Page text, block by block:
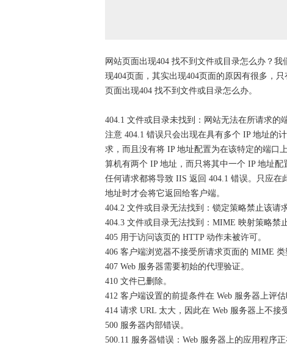
网站页面出现404 找不到文件或目录怎么办？
现404页面，其实出现404页面的原因有很多，
页面出现404 找不到文件或目录怎么办。
404.1 文件或目录未找到：网站无法在所请求的
注意 404.1 错误只会出现在具有多个 IP 地址的
求，而且没有将 IP 地址配置为在该特定的端口
算机有两个 IP 地址，而只将其中一个 IP 地址
任何请求都将导致 IIS 返回 404.1 错误。只应
地址时才会将它返回给客户端。
404.2 文件或目录无法找到：锁定策略禁止该请求
404.3 文件或目录无法找到：MIME 映射策略禁
405 用于访问该页的 HTTP 动作未被许可。
406 客户端浏览器不接受所请求页面的 MIME 类
407 Web 服务器需要初始的代理验证。
410 文件已删除。
412 客户端设置的前提条件在 Web 服务器上评估
414 请求 URL 太大，因此在 Web 服务器上不接
500 服务器内部错误。
500.11 服务器错误：Web 服务器上的应用程序正